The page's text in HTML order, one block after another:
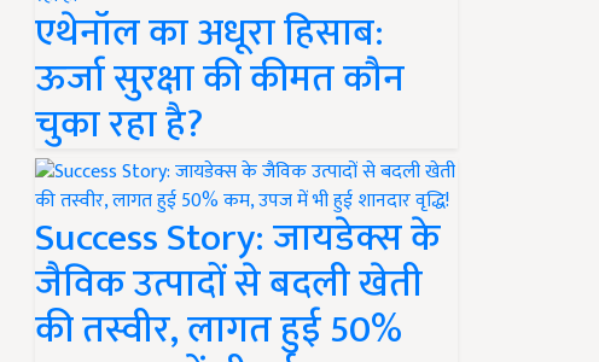
एथेनॉल का अधूरा हिसाब:
ऊर्जा सुरक्षा की कीमत कौन
चुका रहा है?
Success Story: जायडेक्स के
जैविक उत्पादों से बदली खेती
की तस्वीर, लागत हुई 50%